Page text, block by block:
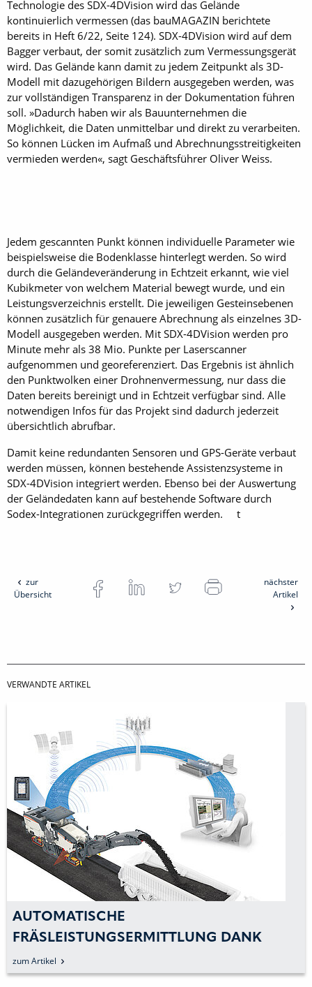
Technologie des SDX-4DVision wird das Gelände
kontinuierlich vermessen (das bauMAGAZIN berichtete
bereits in Heft 6/22, Seite 124). SDX-4DVision wird auf dem
Bagger verbaut, der somit zusätzlich zum Vermessungsgerät
wird. Das Gelände kann damit zu jedem Zeitpunkt als 3D-
Modell mit dazugehörigen Bildern ausgegeben werden, was
zur vollständigen Transparenz in der Dokumentation führen
soll. »Dadurch haben wir als Bauunternehmen die
Möglichkeit, die Daten unmittelbar und direkt zu verarbeiten.
So können Lücken im Aufmaß und Abrechnungsstreitigkeiten
vermieden werden«, sagt Geschäftsführer Oliver Weiss.
Jedem gescannten Punkt können individuelle Parameter wie
beispielsweise die Bodenklasse hinterlegt werden. So wird
durch die Geländeveränderung in Echtzeit erkannt, wie viel
Kubikmeter von welchem Material bewegt wurde, und ein
Leistungsverzeichnis erstellt. Die jeweiligen Gesteinsebenen
können zusätzlich für genauere Abrechnung als einzelnes 3D-
Modell ausgegeben werden. Mit SDX-4DVision werden pro
Minute mehr als 38 Mio. Punkte per Laserscanner
aufgenommen und georeferenziert. Das Ergebnis ist ähnlich
den Punktwolken einer Drohnenvermessung, nur dass die
Daten bereits bereinigt und in Echtzeit verfügbar sind. Alle
notwendigen Infos für das Projekt sind dadurch jederzeit
übersichtlich abrufbar.
Damit keine redundanten Sensoren und GPS-Geräte verbaut
werden müssen, können bestehende Assistenzsysteme in
SDX-4DVision integriert werden. Ebenso bei der Auswertung
der Geländedaten kann auf bestehende Software durch
Sodex-Integrationen zurückgegriffen werden. t
zur
Übersicht
nächster
Artikel
VERWANDTE ARTIKEL
AUTOMATISCHE
FRÄSLEISTUNGSERMITTLUNG DANK
WIRTGEN PERFORMANCE TRACKER
zum Artikel